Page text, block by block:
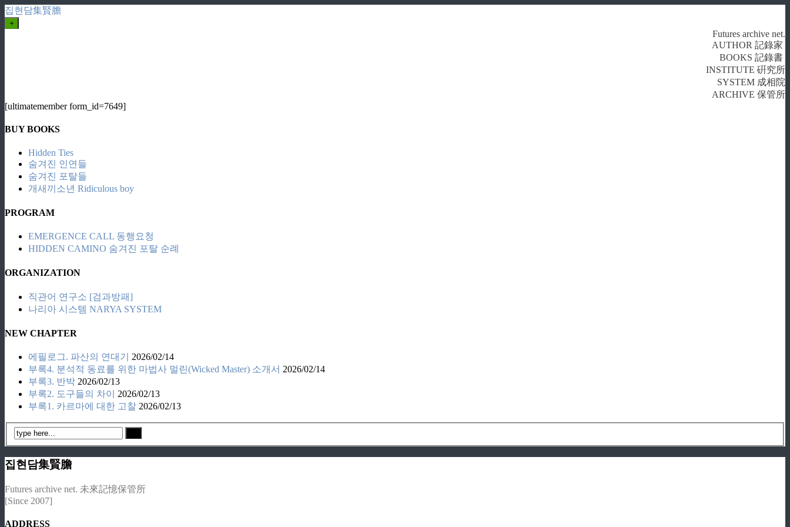
집현담集賢膽
+
Futures archive net.
AUTHOR 記錄家
BOOKS 記錄書
INSTITUTE 硏究所
SYSTEM 成相院
ARCHIVE 保管所
[ultimatemember form_id=7649]
BUY BOOKS
Hidden Ties
숨겨진 인연들
숨겨진 포탈들
개새끼소년 Ridiculous boy
PROGRAM
EMERGENCE CALL 동행요청
HIDDEN CAMINO 숨겨진 포탈 순례
ORGANIZATION
직관어 연구소 [검과방패]
나리아 시스템 NARYA SYSTEM
NEW CHAPTER
에필로그. 파산의 연대기
2026/02/14
부록4. 분석적 동료를 위한 마법사 멀린(Wicked Master) 소개서 2026/02/14
부록3. 반박 2026/02/13
부록2. 도구들의 차이
2026/02/13
부록1. 카르마에 대한 고찰 2026/02/13
집현담集賢膽
Futures archive net. 未來記憶保管所
[Since 2007]
ADDRESS